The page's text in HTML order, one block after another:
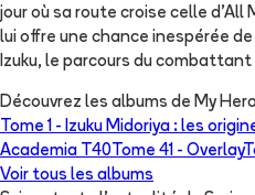
jour où sa route croise celle
lui offre une chance inespérée
Izuku, le parcours du
Découvrez les albums de My
Tome 1 - Izuku Midoriya : les
Academia T40 Tome 41 - Overlay
Voir tous les albums